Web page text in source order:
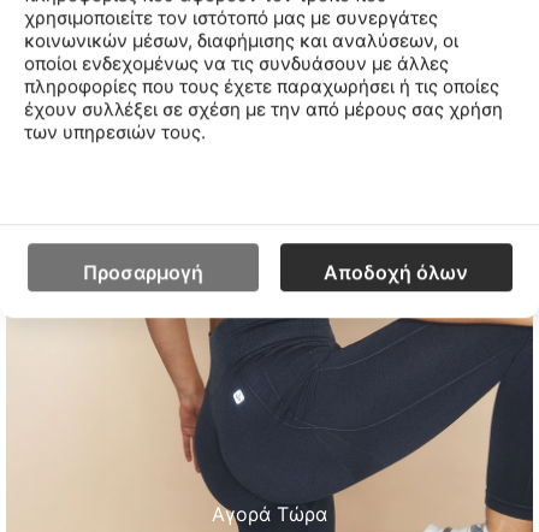
Αγορά Τώρα
Αγορά Τώρα
χρησιμοποιείτε τον ιστότοπό μας με συνεργάτες
κοινωνικών μέσων, διαφήμισης και αναλύσεων, οι
οποίοι ενδεχομένως να τις συνδυάσουν με άλλες
πληροφορίες που τους έχετε παραχωρήσει ή τις οποίες
έχουν συλλέξει σε σχέση με την από μέρους σας χρήση
των υπηρεσιών τους.
Προσαρμογή Αποδοχή όλων